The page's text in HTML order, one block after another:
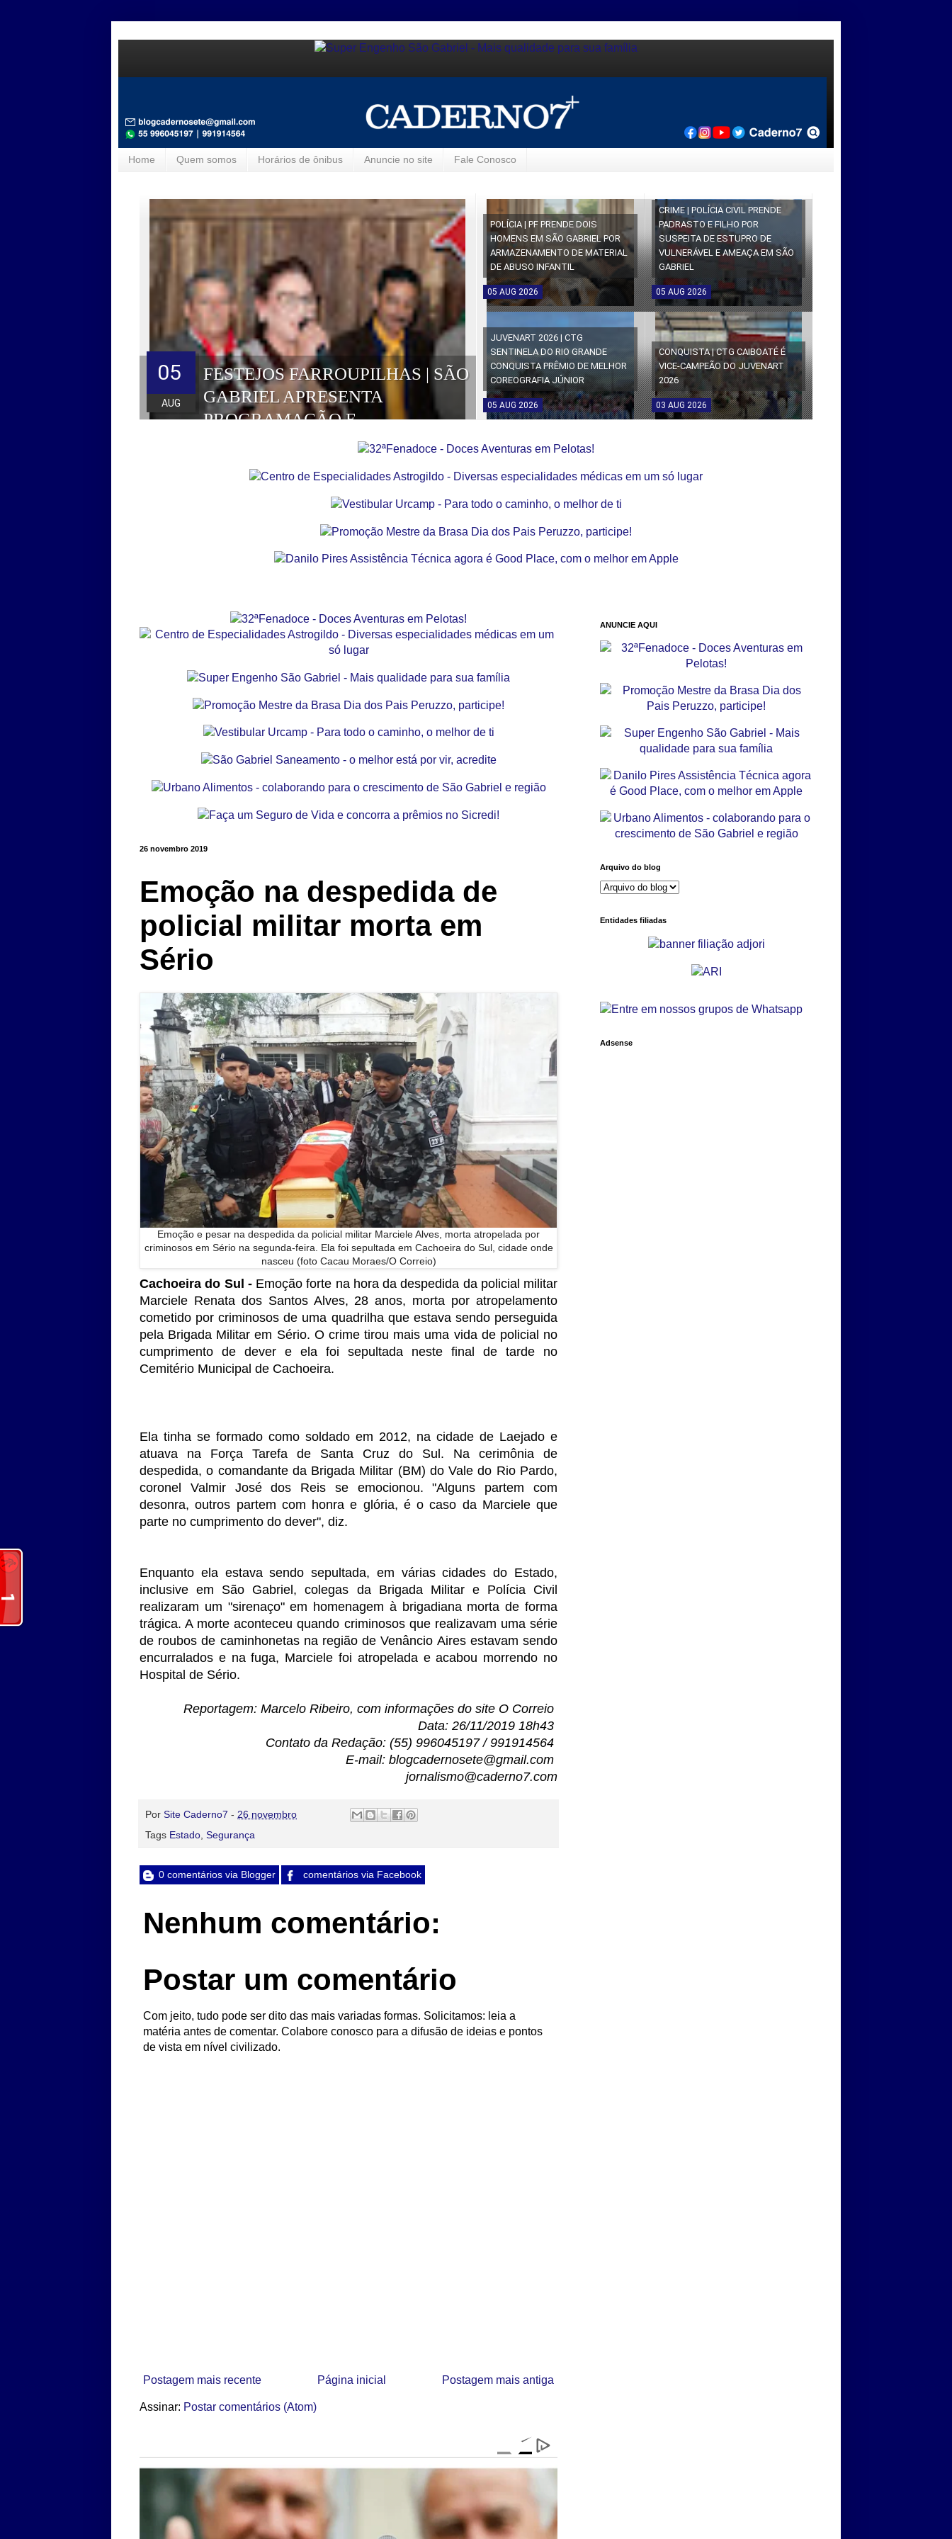
Home Quem somos Horários de ônibus Anuncie no site Fale Conosco
FESTEJOS FARROUPILHAS | SÃO
GABRIEL APRESENTA
PROGRAMAÇÃO E
HOMENAGEADOS DA EDIÇÃO
DE 2026
05
AUG
POLÍCIA | PF PRENDE DOIS
HOMENS EM SÃO GABRIEL POR
ARMAZENAMENTO DE MATERIAL
DE ABUSO INFANTIL
05 AUG 2026
CRIME | POLÍCIA CIVIL PRENDE
PADRASTO E FILHO POR
SUSPEITA DE ESTUPRO DE
VULNERÁVEL E AMEAÇA EM SÃO
GABRIEL
05 AUG 2026
JUVENART 2026 | CTG
SENTINELA DO RIO GRANDE
CONQUISTA PRÊMIO DE MELHOR
COREOGRAFIA JÚNIOR
05 AUG 2026
CONQUISTA | CTG CAIBOATÉ É
VICE-CAMPEÃO DO JUVENART
2026
03 AUG 2026
26 novembro 2019
Emoção na despedida de
policial militar morta em
Sério
Emoção e pesar na despedida da policial militar Marciele Alves, morta atropelada por
criminosos em Sério na segunda-feira. Ela foi sepultada em Cachoeira do Sul, cidade onde
nasceu (foto Cacau Moraes/O Correio)
Cachoeira do Sul -Emoção forte na hora da despedida da policial militar
Marciele Renata dos Santos Alves, 28 anos, morta por atropelamento
cometido por criminosos de uma quadrilha que estava sendo perseguida
pela Brigada Militar em Sério. O crime tirou mais uma vida de policial no
cumprimento de dever e ela foi sepultada neste final de tarde no
Cemitério Municipal de Cachoeira.
Ela tinha se formado como soldado em 2012, na cidade de Laejado e
atuava na Força Tarefa de Santa Cruz do Sul. Na cerimônia de
despedida, o comandante da Brigada Militar (BM) do Vale do Rio Pardo,
coronel Valmir José dos Reis se emocionou. "Alguns partem com
desonra, outros partem com honra e glória, é o caso da Marciele que
parte no cumprimento do dever", diz.
Enquanto ela estava sendo sepultada, em várias cidades do Estado,
inclusive em São Gabriel, colegas da Brigada Militar e Polícia Civil
realizaram um "sirenaço" em homenagem à brigadiana morta de forma
trágica. A morte aconteceu quando criminosos que realizavam uma série
de roubos de caminhonetas na região de Venâncio Aires estavam sendo
encurralados e na fuga, Marciele foi atropelada e acabou morrendo no
Hospital de Sério.
Reportagem: Marcelo Ribeiro, com informações do site O Correio
Data: 26/11/2019 18h43
Contato da Redação: (55) 996045197 / 991914564
E-mail: blogcadernosete@gmail.com
jornalismo@caderno7.com
Por Site Caderno7 - 26 novembro
Tags Estado Segurança
0 comentários via Blogger comentários via Facebook
Nenhum comentário:
Postar um comentário
Com jeito, tudo pode ser dito das mais variadas formas. Solicitamos: leia a
matéria antes de comentar. Colabore conosco para a difusão de ideias e pontos
de vista em nível civilizado.
Postagem mais recente Postagem mais antiga
Página inicial
Assinar: Postar comentários (Atom)
ANUNCIE AQUI
Arquivo do blog
Entidades filiadas
Adsense